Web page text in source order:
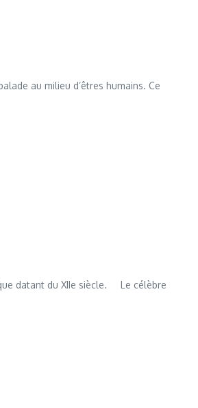
au milieu d’êtres humains. Ce
datant du XIIe siècle. Le célèbre